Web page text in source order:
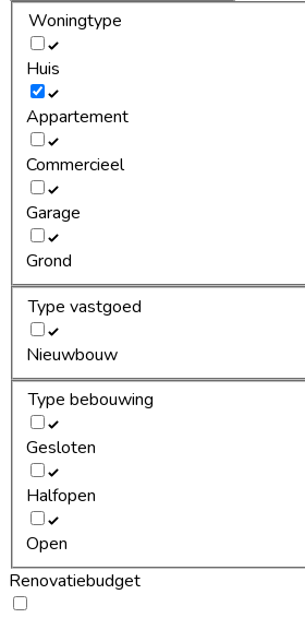
Woningtype
Huis
Appartement
Commercieel
Garage
Grond
Type vastgoed
Nieuwbouw
Type bebouwing
Gesloten
Halfopen
Open
Renovatiebudget